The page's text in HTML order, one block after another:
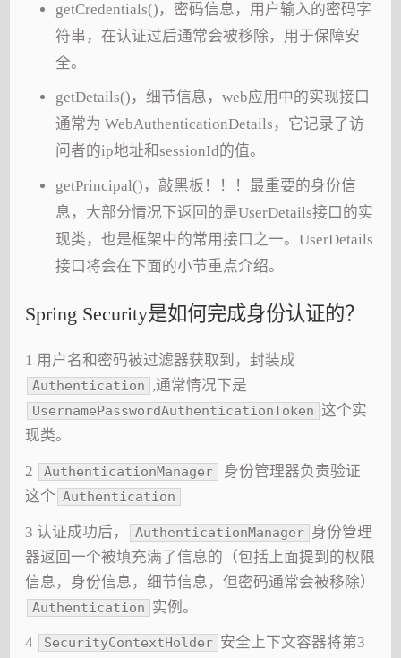
getCredentials()，密码信息，用户输入的密码字
符串，在认证过后通常会被移除，用于保障安
全。
getDetails()，细节信息，web应用中的实现接口
通常为 WebAuthenticationDetails，它记录了访
问者的ip地址和sessionId的值。
getPrincipal()，敲黑板！！！最重要的身份信
息，大部分情况下返回的是UserDetails接口的实
现类，也是框架中的常用接口之一。UserDetails
接口将会在下面的小节重点介绍。
Spring Security是如何完成身份认证的？
1 用户名和密码被过滤器获取到，封装成
Authentication ,通常情况下是
UsernamePasswordAuthenticationToken 这个实
现类。
2 AuthenticationManager
身份管理器负责验证
这个 Authentication
3 认证成功后， AuthenticationManager 身份管理
器返回一个被填充满了信息的（包括上面提到的权限
信息，身份信息，细节信息，但密码通常会被移除）
Authentication 实例。
4 SecurityContextHolder 安全上下文容器将第3